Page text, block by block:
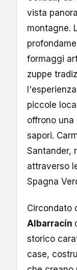
vista
montagne.
formaggi
zuppe
piccole
offrono
sapori.
Santander,
attraverso
Spagna
Circondato
Albarracín
storico
case,